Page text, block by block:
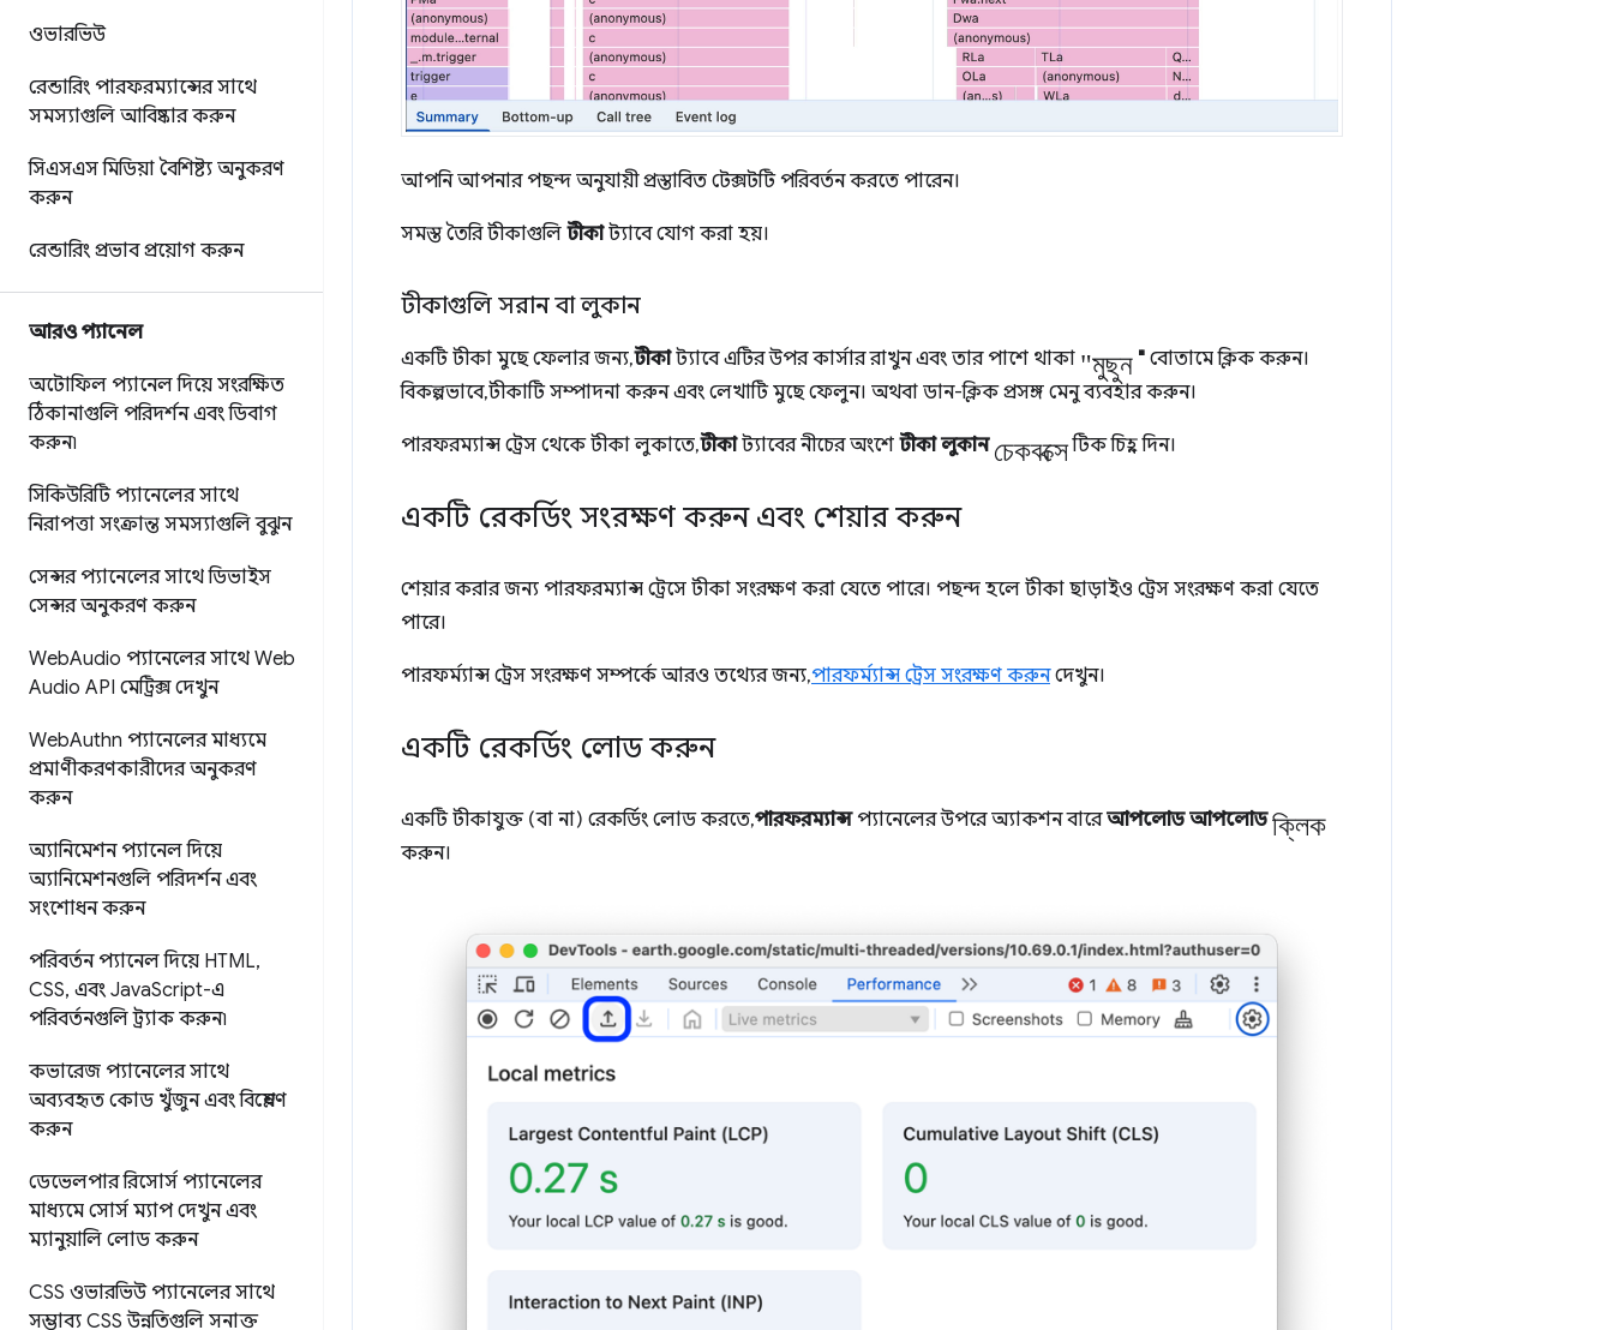
ওভারভিউ
রেন্ডারিং পারফরম্যান্সের সাথে
সমস্যাগুলি আবিষ্কার করুন
সিএসএস মিডিয়া বৈশিষ্ট্য অনুকরণ
করুন
রেন্ডারিং প্রভাব প্রয়োগ করুন
আরও প্যানেল
অটোফিল প্যানেল দিয়ে সংরক্ষিত
ঠিকানাগুলি পরিদর্শন এবং ডিবাগ
করুন৷
সিকিউরিটি প্যানেলের সাথে
নিরাপত্তা সংক্রান্ত সমস্যাগুলি বুঝুন
সেন্সর প্যানেলের সাথে ডিভাইস
সেন্সর অনুকরণ করুন
WebAudio প্যানেলের সাথে Web
Audio API মেট্রিক্স দেখুন
WebAuthn প্যানেলের মাধ্যমে
প্রমাণীকরণকারীদের অনুকরণ
করুন
অ্যানিমেশন প্যানেল দিয়ে
অ্যানিমেশনগুলি পরিদর্শন এবং
সংশোধন করুন
পরিবর্তন প্যানেল দিয়ে HTML,
CSS, এবং JavaScript-এ
পরিবর্তনগুলি ট্র্যাক করুন৷
কভারেজ প্যানেলের সাথে
অব্যবহৃত কোড খুঁজুন এবং বিশ্লেষণ
করুন
ডেভেলপার রিসোর্স প্যানেলের
মাধ্যমে সোর্স ম্যাপ দেখুন এবং
ম্যানুয়ালি লোড করুন
CSS ওভারভিউ প্যানেলের সাথে
সম্ভাব্য CSS উন্নতিগুলি সনাক্ত
আপনি আপনার পছন্দ অনুযায়ী প্রস্তাবিত টেক্সটটি পরিবর্তন করতে পারেন।
সমস্ত তৈরি টীকাগুলি টীকাট্যাবে যোগ করা হয়।
টীকাগুলি সরান বা লুকান
একটি টীকা মুছে ফেলার জন্য,টীকাট্যাবে এটির উপর কার্সার রাখুন এবং তার পাশে থাকা "মুছুন " বোতামে ক্লিক করুন।
বিকল্পভাবে, টীকাটি সম্পাদনা করুন এবং লেখাটি মুছে ফেলুন। অথবা ডান-ক্লিক প্রসঙ্গ মেনু ব্যবহার করুন।
পারফরম্যান্স ট্রেস থেকে টীকা লুকাতে,টীকাট্যাবের নীচের অংশে টীকা লুকান চেকবক্সেটিক চিহ্ন দিন।
একটি রেকর্ডিং সংরক্ষণ করুন এবং শেয়ার করুন
শেয়ার করার জন্য পারফরম্যান্স ট্রেসে টীকা সংরক্ষণ করা যেতে পারে। পছন্দ হলে টীকা ছাড়াইও ট্রেস সংরক্ষণ করা যেতে
পারে।
পারফর্ম্যান্স ট্রেস সংরক্ষণ সম্পর্কে আরও তথ্যের জন্য,পারফর্ম্যান্স ট্রেস সংরক্ষণ করুনদেখুন।
একটি রেকর্ডিং লোড করুন
একটি টীকাযুক্ত (বা না) রেকর্ডিং লোড করতে,পারফরম্যান্সপ্যানেলের উপরে অ্যাকশন বারেআপলোড আপলোড ক্লিক
করুন।